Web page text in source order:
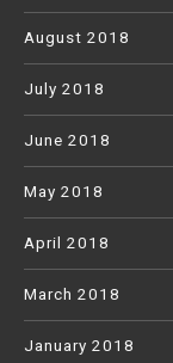
August 2018
July 2018
June 2018
May 2018
April 2018
March 2018
January 2018